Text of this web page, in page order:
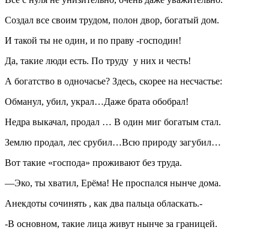
Создал все своим трудом, полон двор, богатый дом.
И такой ты не один, и по праву -господин!
Да, такие люди есть. По труду у них и честь!
А богатство в одночасье? Здесь, скорее на несчастье:
Обманул, убил, украл…Даже брата обобрал!
Недра выкачал, продал … В один миг богатым стал.
Землю продал, лес срубил…Всю природу загубил…
Вот такие «господа» проживают без труда.
—Эко, ты хватил, Ерёма! Не проспался нынче дома.
Анекдоты сочинять , как два пальца обласкать.-
-В основном, такие лица живут нынче за границей.